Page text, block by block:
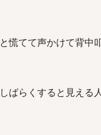
と慌てて声かけて背中
しばらくすると見える